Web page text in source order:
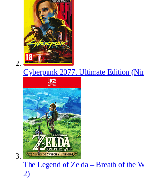
Cyberpunk 2077. Ultimate Edition
The Legend of Zelda – Breath of the
2)